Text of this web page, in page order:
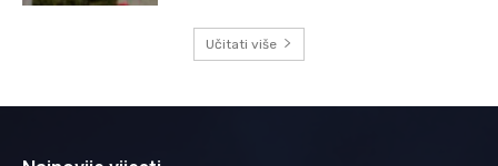
Učitati više